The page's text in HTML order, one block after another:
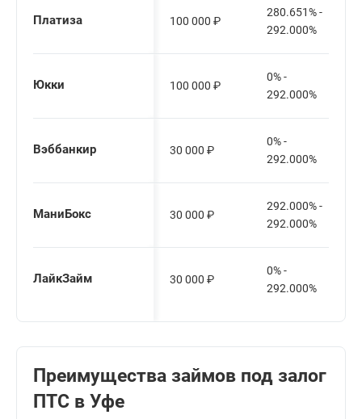
Платиза 100 000 ₽
280.651% -
292.000%
Юкки 100 000 ₽
0% -
292.000%
Вэббанкир 30 000 ₽
0% -
292.000%
МаниБокс 30 000 ₽
292.000% -
292.000%
ЛайкЗайм 30 000 ₽
0% -
292.000%
Преимущества займов под залог
ПТС в Уфе